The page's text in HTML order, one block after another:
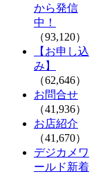
から発信
中！
（93,120）
【お申し込
み】
（62,646）
お問合せ
（41,936）
お店紹介
（41,670）
デジカメワ
ールド新着